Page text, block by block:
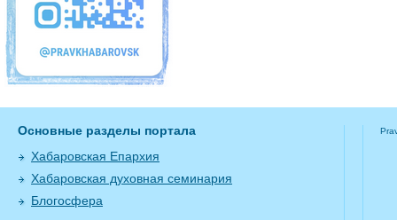
Основные разделы портала
Хабаровская Епархия
Хабаровская духовная семинария
Блогосфера